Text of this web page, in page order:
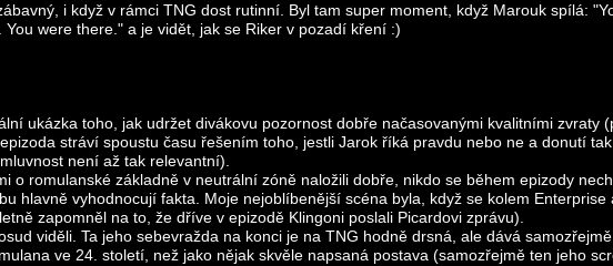
i když v rámci TNG dost rutinní. Byl tam super moment, když Marouk spílá:
were there." a je vidět, jak se Riker v pozadí kření :)
ukázka toho, jak udržet divákovu pozornost dobře načasovanými kvalitními zvraty
stráví spoustu času řešením toho, jestli Jarok říká pravdu nebo ne a donutí
není až tak relevantní).
o romulanské základně v neutrální zóně naložili dobře, nikdo se během epizody
hlavně vyhodnocují fakta. Moje nejoblíbenější scéna byla, když se kolem Enterprise
zapomněl na to, že dříve v epizodě Klingoni poslali Picardovi zprávu).
viděli. Ta jeho sebevražda na konci je na TNG hodně drsná, ale dává
ve 24. století, než jako nějak skvěle napsaná postava (samozřejmě ten jeho